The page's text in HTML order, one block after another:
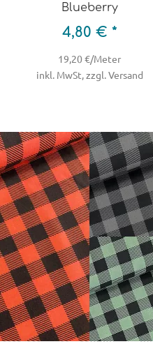
Blueberry
4,80 € *
19,20 €/Meter
inkl. MwSt, zzgl. Versand